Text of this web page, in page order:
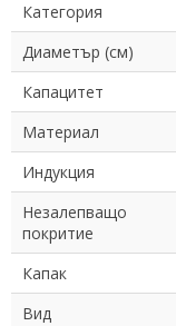
Категория
Диаметър (см)
Капацитет
Материал
Индукция
Незалепващо
покритие
Капак
Вид